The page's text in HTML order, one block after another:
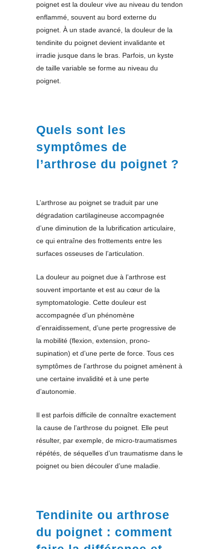
poignet est la douleur vive au niveau du tendon
enflammé, souvent au bord externe du
poignet. À un stade avancé, la douleur de la
tendinite du poignet devient invalidante et
irradie jusque dans le bras. Parfois, un kyste
de taille variable se forme au niveau du
poignet.
Quels sont les
symptômes de
l’arthrose du poignet ?
L’arthrose au poignet se traduit par une
dégradation cartilagineuse accompagnée
d’une diminution de la lubrification articulaire,
ce qui entraîne des frottements entre les
surfaces osseuses de l’articulation.
La douleur au poignet due à l’arthrose est
souvent importante et est au cœur de la
symptomatologie. Cette douleur est
accompagnée d’un phénomène
d’enraidissement, d’une perte progressive de
la mobilité (flexion, extension, prono-
supination) et d’une perte de force. Tous ces
symptômes de l’arthrose du poignet amènent à
une certaine invalidité et à une perte
d’autonomie.
Il est parfois difficile de connaître exactement
la cause de l’arthrose du poignet. Elle peut
résulter, par exemple, de micro-traumatismes
répétés, de séquelles d’un traumatisme dans le
poignet ou bien découler d’une maladie.
Tendinite ou arthrose
du poignet : comment